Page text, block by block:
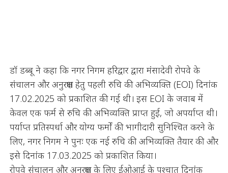
डॉ डब्बू ने कहा कि नगर निगम हरिद्वार द्वारा मंसादेवी रोपवे के
संचालन और अनुरक्षण हेतु पहली रुचि की अभिव्यक्ति (EOI) दिनांक
17.02.2025 को प्रकाशित की गई थी। इस EOI के जवाब में
केवल एक फर्म से रुचि की अभिव्यक्ति प्राप्त हुई, जो अपर्याप्त थी।
पर्याप्त प्रतिस्पर्धा और योग्य फर्मों की भागीदारी सुनिश्चित करने के
लिए, नगर निगम ने पुनः एक नई रुचि की अभिव्यक्ति तैयार की और
इसे दिनांक 17.03.2025 को प्रकाशित किया।
रोपवे संचालन और अनुरक्षण के लिए ईओआई के पश्चात दिनांक